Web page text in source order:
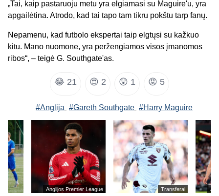
„Tai, kaip pastaruoju metu yra elgiamasi su Maguire'u, yra
apgailėtina. Atrodo, kad tai tapo tam tikru pokštu tarp fanų.
Nepamenu, kad futbolo ekspertai taip elgtųsi su kažkuo
kitu. Mano nuomone, yra peržengiamos visos įmanomos
ribos“, – teigė G. Southgate'as.
😂 21 😍 2 😲 1 😡 5
#Anglija #Gareth Southgate #Harry Maguire
Anglijos Premier League Transferai